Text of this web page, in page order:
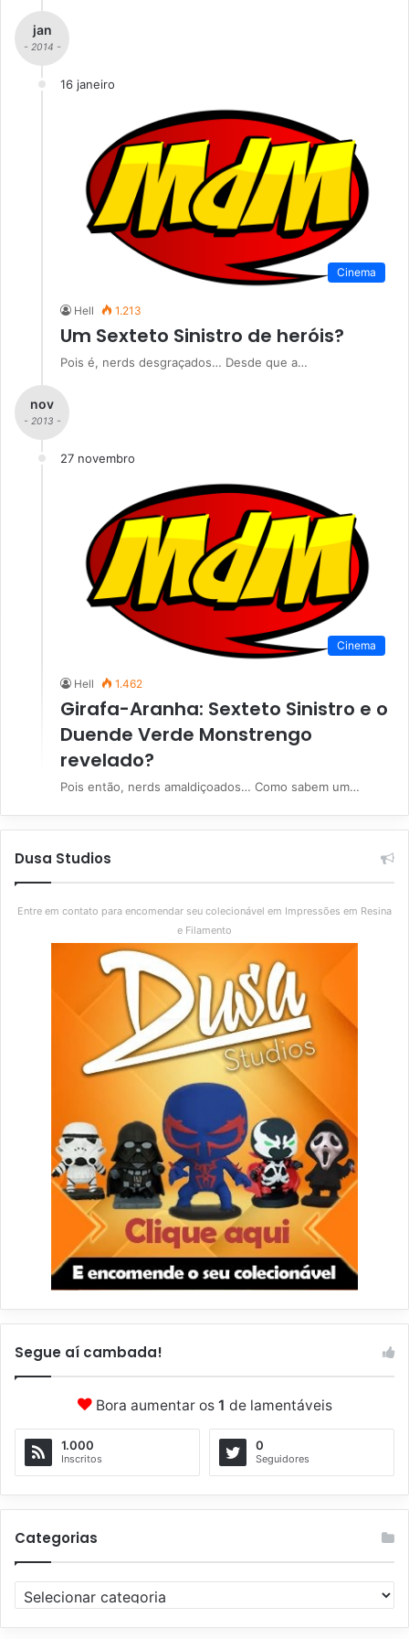
jan
- 2014 -
16 janeiro
Cinema
Hell 1.213
Um Sexteto Sinistro de heróis?
Pois é, nerds desgraçados… Desde que a…
nov
- 2013 -
27 novembro
Cinema
Hell 1.462
Girafa-Aranha: Sexteto Sinistro e o
Duende Verde Monstrengo
revelado?
Pois então, nerds amaldiçoados… Como sabem um…
Dusa Studios
Entre em contato para encomendar seu colecionável em Impressões em Resina
e Filamento
Segue aí cambada!
Bora aumentar os 1 de lamentáveis
1.000
Inscritos
0
Seguidores
Categorias
a
t